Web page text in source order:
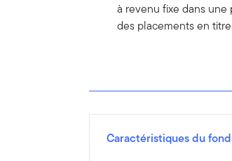
à revenu fixe dans
des placements en
Caractéristiques du